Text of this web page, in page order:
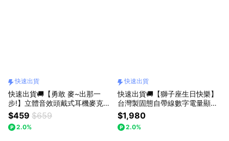
快速出貨
快速出貨🚚【勇敢 麥~出那一
步!】立體音效頭戴式耳機麥克風
贈二轉一3.5mm轉接線SS76 E-
books
$459 $659
2.0%
快速出貨
快速出貨🚚【獅子座生日快樂】
台灣製固態自帶線數字電量顯示
10000mAh行動電源B148 E-bo
oks
$1,980
2.0%